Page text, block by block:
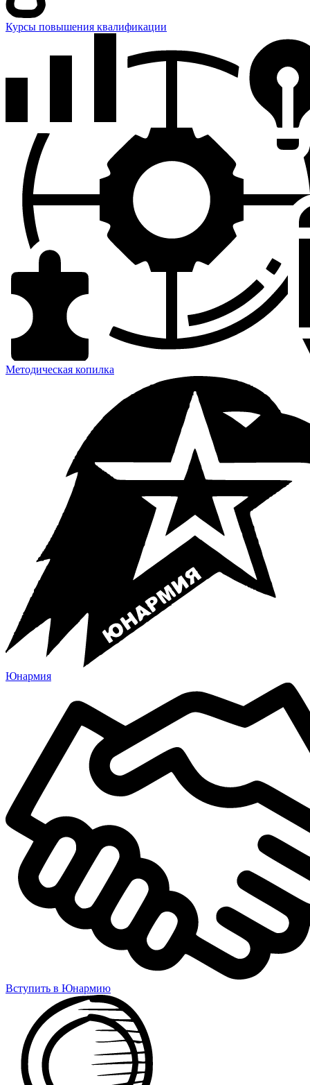
Курсы повышения квалификации
Методическая копилка
Юнармия
Вступить в Юнармию